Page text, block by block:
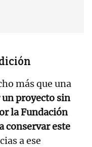
más que una
un proyecto sin
la Fundación
conservar este
a ese